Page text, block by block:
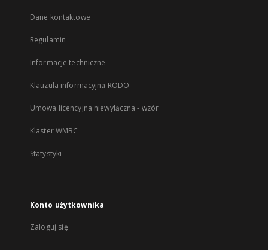
Dane kontaktowe
Regulamin
Informacje techniczne
Klauzula informacyjna RODO
Umowa licencyjna niewyłączna - wzór
Klaster WMBC
Statystyki
Konto użytkownika
Zaloguj się